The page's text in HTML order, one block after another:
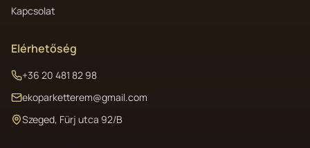
Kapcsolat
Elérhetőség
+36 20 481 82 98
ekoparketterem@gmail.com
Szeged, Fürj utca 92/B